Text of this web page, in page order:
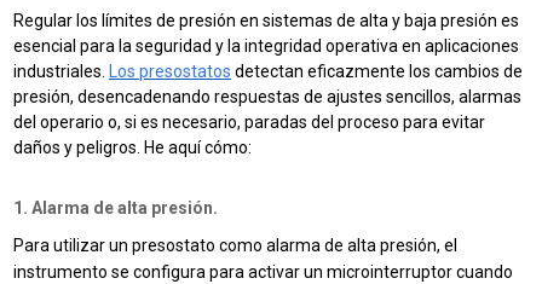
Regular los límites de presión en sistemas de alta y baja presión es
esencial para la seguridad y la integridad operativa en aplicaciones
industriales.
Los presostatos detectan eficazmente los cambios de
presión, desencadenando respuestas de ajustes sencillos, alarmas
del operario o, si es necesario, paradas del proceso para evitar
daños y peligros. He aquí cómo:
1. Alarma de alta presión.
Para utilizar un presostato como alarma de alta presión, el
instrumento se configura para activar unmicrointerruptorcuando